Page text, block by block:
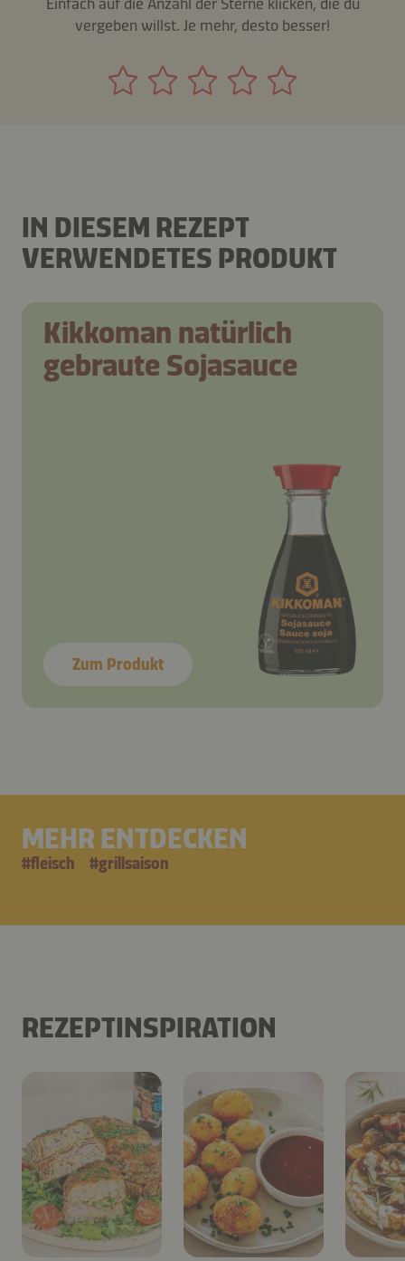
vergeben willst. Je mehr, desto besser!
IN DIESEM REZEPT
VERWENDETES PRODUKT
Kikkoman natürlich
gebraute Sojasauce
Zum Produkt
MEHR ENTDECKEN
#fleisch #grillsaison
REZEPTINSPIRATION